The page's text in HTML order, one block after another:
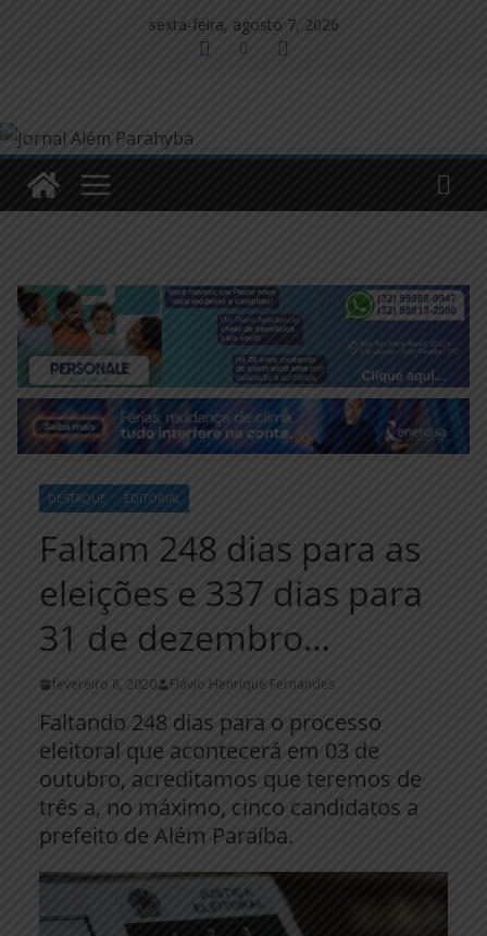
sexta-feira, agosto 7, 2026
DESTAQUE EDITORIAL
Faltam 248 dias para as
eleições e 337 dias para
31 de dezembro…
fevereiro 8, 2020 Flávio Henrique Fernandes
Faltando 248 dias para o processo
eleitoral que acontecerá em 03 de
outubro, acreditamos que teremos de
três a, no máximo, cinco candidatos a
prefeito de Além Paraíba.